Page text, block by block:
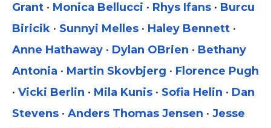
Grant • Monica Bellucci • Rhys Ifans • Burcu
Biricik • Sunnyi Melles • Haley Bennett •
Anne Hathaway • Dylan OBrien • Bethany
Antonia • Martin Skovbjerg • Florence Pugh
• Vicki Berlin • Mila Kunis • Sofia Helin • Dan
Stevens • Anders Thomas Jensen • Jesse